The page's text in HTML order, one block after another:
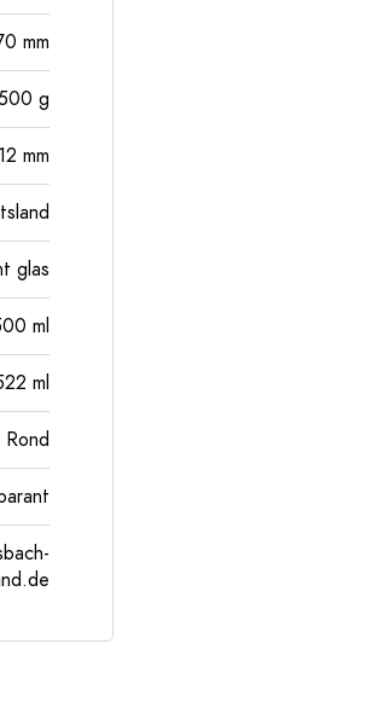
mm
g
mm
glas
ml
ml
Rond